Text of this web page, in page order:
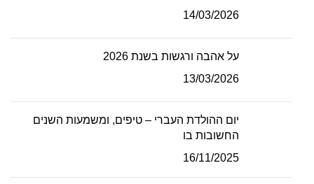
14/03/2026
על אהבה ורגשות בשנת 2026
13/03/2026
יום ההולדת העברי – טיפים, ומשמעות השנים
החשובות בו
16/11/2025